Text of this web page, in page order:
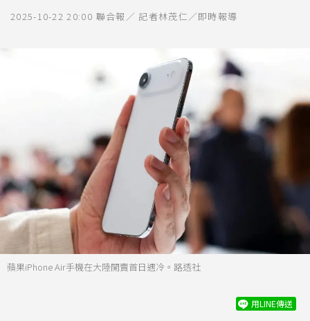
2025-10-22 20:00 聯合報／ 記者林茂仁／即時報導
蘋果iPhone Air手機在大陸開賣首日遇冷。路透社
用LINE傳送